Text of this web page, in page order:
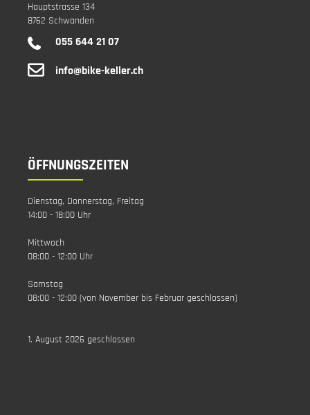
Hauptstrasse 134
8762 Schwanden
055 644 21 07
info@bike-keller.ch
ÖFFNUNGSZEITEN
Dienstag, Donnerstag, Freitag
14:00 - 18:00 Uhr
Mittwoch
08:00 - 12:00 Uhr
Samstag
08:00 - 12:00 (von November bis Februar geschlossen)
1. August 2026 geschlossen